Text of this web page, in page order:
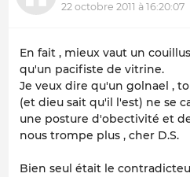
22 octobre 2011 à 16:20:07
En fait , mieux vaut un
qu'un pacifiste de vitrine.
Je veux dire qu'un golnael ,
(et dieu sait qu'il l'est) ne se
une posture d'obectivité et
nous trompe plus , cher D.S.
Bien seul était le